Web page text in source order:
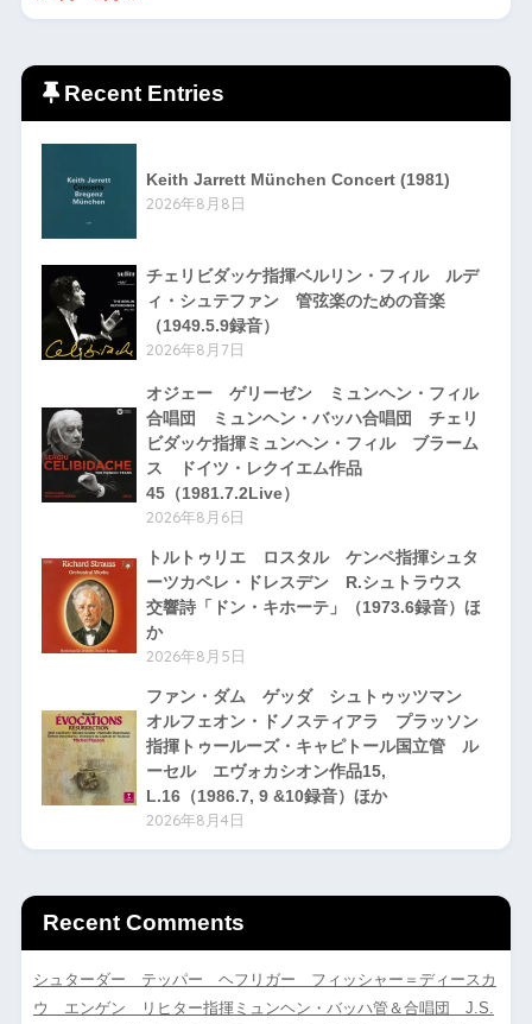
Recent Entries
Keith Jarrett München Concert (1981)
2026年8月8日
チェリビダッケ指揮ベルリン・フィル ルデ
ィ・シュテファン 管弦楽のための音楽
（1949.5.9録音）
2026年8月7日
オジェー ゲリーゼン ミュンヘン・フィル
合唱団 ミュンヘン・バッハ合唱団 チェリ
ビダッケ指揮ミュンヘン・フィル ブラーム
ス ドイツ・レクイエム作品
45（1981.7.2Live）
2026年8月6日
トルトゥリエ ロスタル ケンペ指揮シュタ
ーツカペレ・ドレスデン R.シュトラウス
交響詩「ドン・キホーテ」（1973.6録音）ほ
か
2026年8月5日
ファン・ダム ゲッダ シュトゥッツマン
オルフェオン・ドノスティアラ プラッソン
指揮トゥールーズ・キャピトール国立管 ル
ーセル エヴォカシオン作品15,
L.16（1986.7, 9 &10録音）ほか
2026年8月4日
Recent Comments
シュターダー テッパー ヘフリガー フィッシャー＝ディースカ
ウ エンゲン リヒター指揮ミュンヘン・バッハ管＆合唱団 J.S.